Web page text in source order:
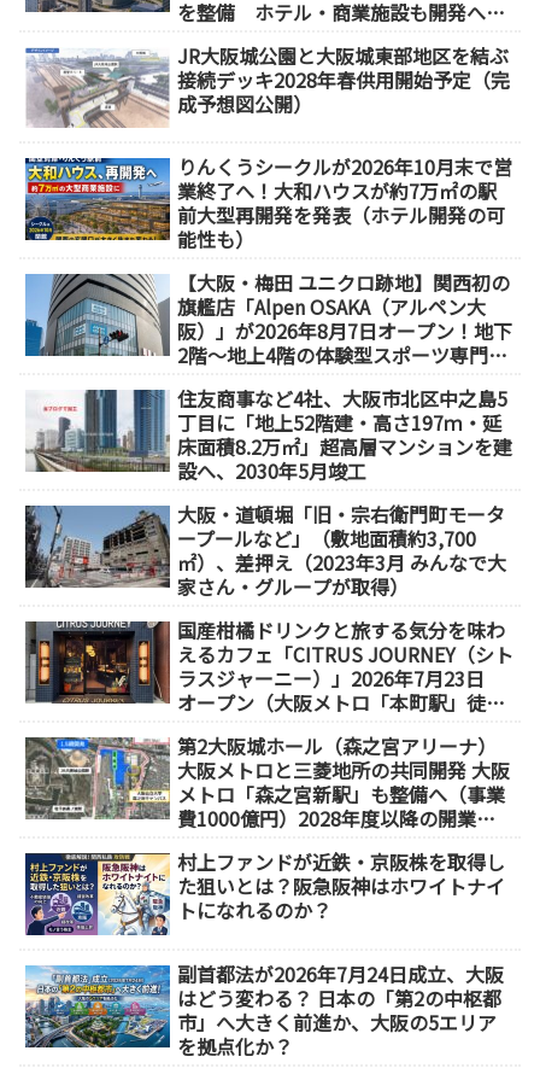
を整備 ホテル・商業施設も開発へ
JR大阪城公園と大阪城東部地区を結ぶ
接続デッキ2028年春供用開始予定（完
成予想図公開）
りんくうシークルが2026年10月末で営
業終了へ！大和ハウスが約7万㎡の駅
前大型再開発を発表（ホテル開発の可
能性も）
【大阪・梅田 ユニクロ跡地】関西初の
旗艦店「Alpen OSAKA（アルペン大
阪）」が2026年8月7日オープン！地下
2階～地上4階の体験型スポーツ専門店
住友商事など4社、大阪市北区中之島5
丁目に「地上52階建・高さ197ｍ・延
床面積8.2万㎡」超高層マンションを建
設へ、2030年5月竣工
大阪・道頓堀「旧・宗右衛門町モータ
ープールなど」（敷地面積約3,700
㎡）、差押え（2023年3月 みんなで大
家さん・グループが取得）
国産柑橘ドリンクと旅する気分を味わ
えるカフェ「CITRUS JOURNEY（シト
ラスジャーニー）」2026年7月23日
オープン（大阪メトロ「本町駅」徒歩
第2大阪城ホール（森之宮アリーナ）
大阪メトロと三菱地所の共同開発 大阪
メトロ「森之宮新駅」も整備へ（事業
費1000億円）2028年度以降の開業
村上ファンドが近鉄・京阪株を取得し
た狙いとは？阪急阪神はホワイトナイ
トになれるのか？
副首都法が2026年7月24日成立、大阪
はどう変わる？ 日本の「第2の中枢都
市」へ大きく前進か、大阪の5エリア
を拠点化か？